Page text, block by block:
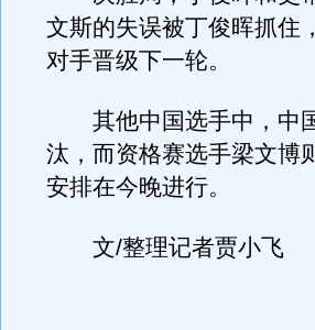
文斯的失误被丁俊晖抓住
对手晋级下一轮。
其他中国选手中，中
汰，而资格赛选手梁文博
安排在今晚进行。
文/整理记者贾小飞